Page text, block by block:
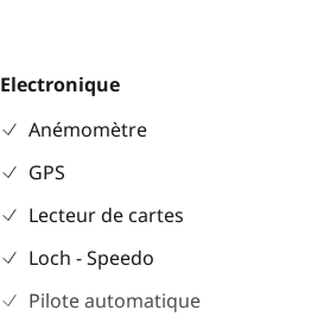
Electronique
Anémomètre
GPS
Lecteur de cartes
Loch - Speedo
Pilote automatique